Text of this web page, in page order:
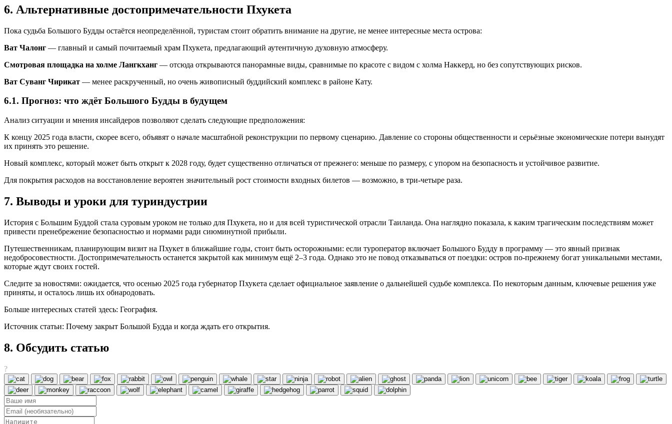
6. Альтернативные достопримечательности Пхукета
Пока судьба Большого Будды остаётся неопределённой, туристам стоит обратить внимание на другие, не менее интересные места острова:
Ват Чалонг — главный и самый почитаемый храм Пхукета, предлагающий аутентичную духовную атмосферу.
Смотровая площадка на холме Лангкханг — отсюда открываются панорамные виды, сравнимые по красоте с видом с холма Наккерд, но без сопутствующих рисков.
Ват Суванг Чирикат — менее раскрученный, но очень живописный буддийский комплекс в районе Кату.
6.1. Прогноз: что ждёт Большого Будды в будущем
Анализ ситуации и мнения инсайдеров позволяют сделать следующие предположения:
К концу 2025 года власти, скорее всего, объявят о начале масштабной реконструкции по первому сценарию. Давление со стороны общественности и серьёзные экономические потери вынудят
их принять это решение.
Новый комплекс, который может быть открыт к 2028 году, будет существенно отличаться от прежнего: меньше по размеру, с упором на безопасность и устойчивое развитие.
Для покрытия расходов на восстановление вероятен значительный рост стоимости входных билетов — возможно, в три-четыре раза.
7. Выводы и уроки для туриндустрии
История с Большим Буддой стала суровым уроком не только для Пхукета, но и для всей туристической отрасли Таиланда. Она наглядно показала, к каким трагическим последствиям может
привести пренебрежение безопасностью и нормами ради сиюминутной прибыли.
Путешественникам, планирующим визит на Пхукет в ближайшие годы, стоит быть осторожными: если туроператор включает Большого Будду в программу — это явный признак
недобросовестности. Достопримечательность останется закрытой как минимум ещё 2–3 года. Однако это не повод отказываться от поездки: остров по-прежнему богат уникальными местами,
которые ждут своих гостей.
Следите за новостями: ожидается, что осенью 2025 года губернатор Пхукета сделает официальное заявление о дальнейшей судьбе комплекса. По некоторым данным, ключевые решения уже
приняты, и осталось лишь их обнародовать.
Больше интересных статей здесь: География.
Источник статьи: Почему закрыт Большой Будда и когда ждать его открытия.
8. Обсудить статью
?